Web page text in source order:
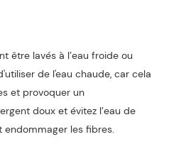
être lavés à l’eau froide ou
de l'eau chaude, car cela
et provoquer un
doux et évitez l’eau de
endommager les fibres.